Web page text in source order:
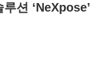
션 ‘NeXpose’